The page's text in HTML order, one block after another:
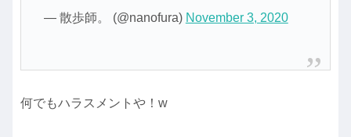
— 散歩師。 (@nanofura) November 3, 2020
何でもハラスメントや！w